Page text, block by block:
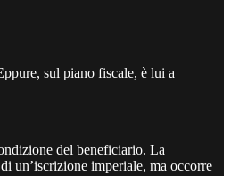
sul piano fiscale, è lui a
del beneficiario. La
un’iscrizione imperiale, ma occorre